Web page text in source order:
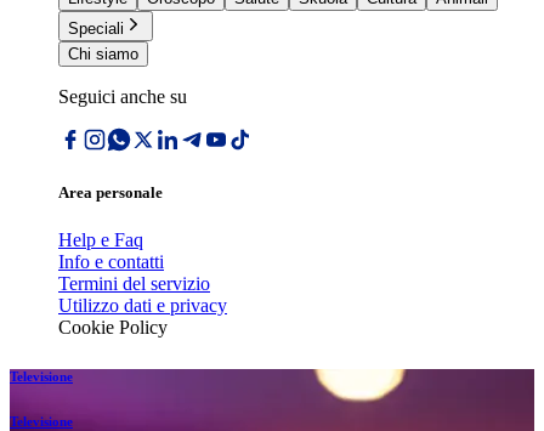
Speciali
Chi siamo
Seguici anche su
Area personale
Help e Faq
Info e contatti
Termini del servizio
Utilizzo dati e privacy
Cookie Policy
Televisione
Televisione